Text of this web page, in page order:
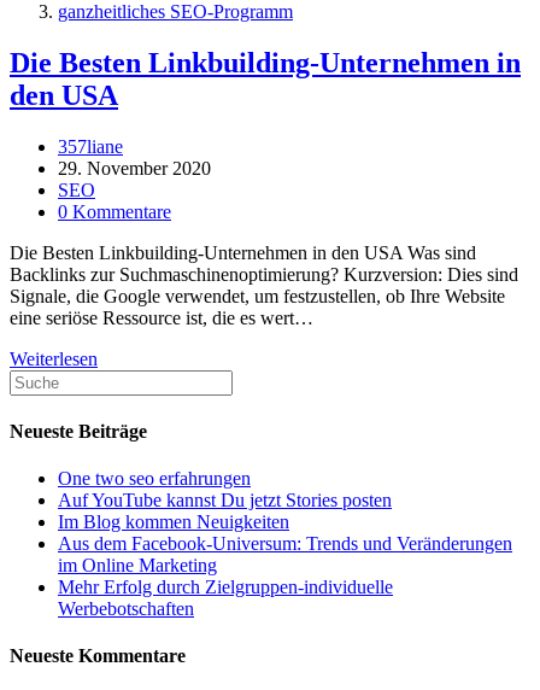
ganzheitliches SEO-Programm
Die Besten Linkbuilding-Unternehmen in
den USA
Beitrags-
Autor:
357liane
Beitrag
veröffentlicht:
29. November 2020
Beitrags-
Kategorie:
SEO
Beitrags-
0 Kommentare
Die Besten Linkbuilding-Unternehmen in den USA Was sind
Backlinks zur Suchmaschinenoptimierung? Kurzversion: Dies sind
Signale, die Google verwendet, um festzustellen, ob Ihre Website
eine seriöse Ressource ist, die es wert…
Weiterlesen
Linkbuilding-
Unternehmen
in
USA
Neueste Beiträge
One two seo erfahrungen
Auf YouTube kannst Du jetzt Stories posten
Im Blog kommen Neuigkeiten
Aus dem Facebook-Universum: Trends und Veränderungen
im Online Marketing
Mehr Erfolg durch Zielgruppen-individuelle
Werbebotschaften
Neueste Kommentare